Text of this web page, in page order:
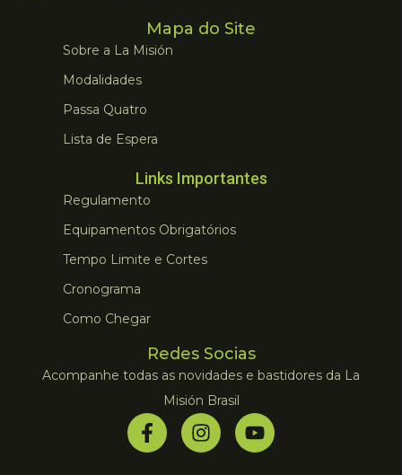
Mapa do Site
Sobre a La Misión
Modalidades
Passa Quatro
Lista de Espera
Links Importantes
Regulamento
Equipamentos Obrigatórios
Tempo Limite e Cortes
Cronograma
Como Chegar
Redes Socias
Acompanhe todas as novidades e bastidores da La
Misión Brasil